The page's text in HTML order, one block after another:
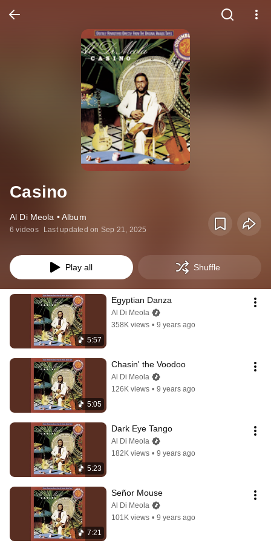
Casino
Al Di Meola • Album
6 videos Last updated on Sep 21, 2025
Play all Shuffle
5:57
Egyptian Danza
Al Di Meola
358K views • 9 years ago
5:05
Chasin' the Voodoo
Al Di Meola
126K views • 9 years ago
5:23
Dark Eye Tango
Al Di Meola
182K views • 9 years ago
7:21
Señor Mouse
Al Di Meola
101K views • 9 years ago